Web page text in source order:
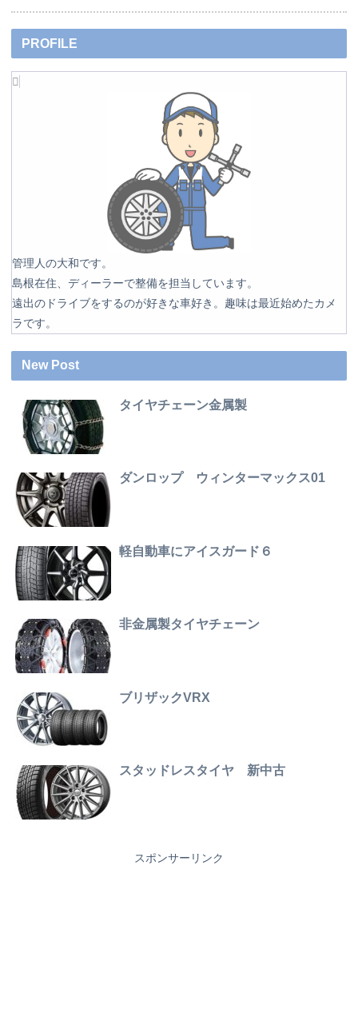
PROFILE
管理人の大和です。
島根在住、ディーラーで整備を担当しています。
遠出のドライブをするのが好きな車好き。趣味は最近始めたカメ
ラです。
New Post
タイヤチェーン金属製
ダンロップ ウィンターマックス01
軽自動車にアイスガード６
非金属製タイヤチェーン
ブリザックVRX
スタッドレスタイヤ 新中古
スポンサーリンク